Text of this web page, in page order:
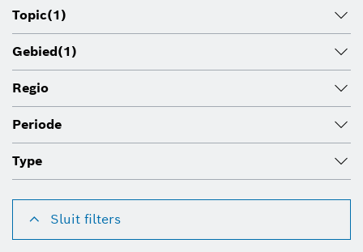
Topic(1)
Gebied(1)
Regio
Periode
Type
Sluit filters